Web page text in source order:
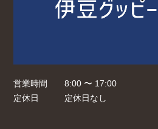
営業時間
8:00 〜 17:00
定休日
定休日なし